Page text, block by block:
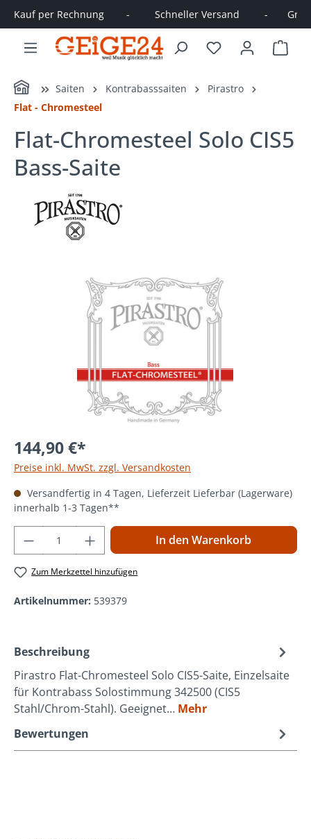
springen
Kauf per Rechnung        -         Schneller Versand         -
Home Saiten Kontrabasssaiten
Pirastro
Flat - Chromesteel
Flat-Chromesteel Solo CIS5
Bass-Saite
Bildergalerie überspringen
144,90 €*
Preise inkl. MwSt. zzgl. Versandkosten
Versandfertig in 4 Tagen, Lieferzeit Lieferbar (Lagerware)
innerhalb 1-3 Tagen**
Produkt Anzahl: Gib den gewünschten
In den Warenkorb
Zum Merkzettel hinzufügen
Artikelnummer: 539379
Beschreibung
Pirastro Flat-Chromesteel Solo CIS5-Saite, Einzelsaite
für Kontrabass Solostimmung 342500 (CIS5
Stahl/Chrom-Stahl). Geeignet… Mehr
Bewertungen